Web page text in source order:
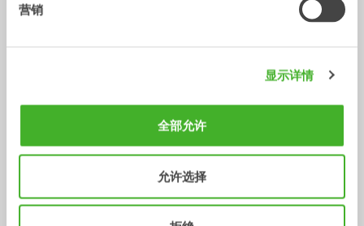
营销
显示详情
全部允许
允许选择